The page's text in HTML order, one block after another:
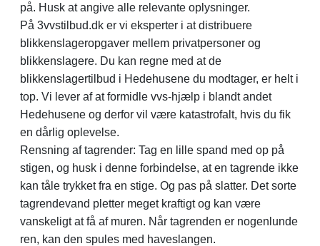
på. Husk at angive alle relevante oplysninger.
På 3vvstilbud.dk er vi eksperter i at distribuere
blikkenslageropgaver mellem privatpersoner og
blikkenslagere. Du kan regne med at de
blikkenslagertilbud i Hedehusene du modtager, er helt i
top. Vi lever af at formidle vvs-hjælp i blandt andet
Hedehusene og derfor vil være katastrofalt, hvis du fik
en dårlig oplevelse.
Rensning af tagrender: Tag en lille spand med op på
stigen, og husk i denne forbindelse, at en tagrende ikke
kan tåle trykket fra en stige. Og pas på slatter. Det sorte
tagrendevand pletter meget kraftigt og kan være
vanskeligt at få af muren. Når tagrenden er nogenlunde
ren, kan den spules med haveslangen.